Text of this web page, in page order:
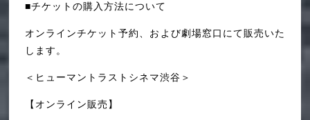
■チケットの購入方法について
オンラインチケット予約、および劇場窓口にて販売いた
します。
＜ヒューマントラストシネマ渋谷＞
【オンライン販売】